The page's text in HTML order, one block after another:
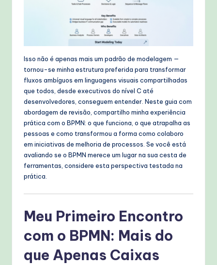
&
M
o
d
rn
T
M
Isso não é apenas mais um padrão de modelagem —
tornou-se minha estrutura preferida para transformar
fluxos ambíguos em linguagens visuais compartilhadas
que todos, desde executivos do nível C até
desenvolvedores, conseguem entender. Neste guia com
abordagem de revisão, compartilho minha experiência
prática com o BPMN: o que funciona, o que atrapalha as
pessoas e como transformou a forma como colaboro
em iniciativas de melhoria de processos. Se você está
avaliando se o BPMN merece um lugar na sua cesta de
ferramentas, considere esta perspectiva testada na
prática.
Meu Primeiro Encontro
com o BPMN: Mais do
que Apenas Caixas